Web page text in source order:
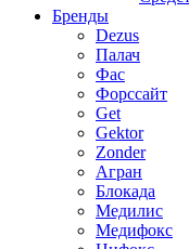
Бренды
Dezus
Палач
Фас
Форcсайт
Get
Gektor
Zonder
Агран
Блокада
Медилис
Медифокс